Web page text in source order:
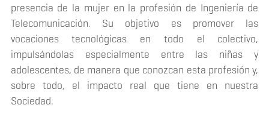
presencia de la mujer en la profesión de Ingeniería de
Telecomunicación. Su objetivo es promover las
vocaciones tecnológicas en todo el colectivo,
impulsándolas especialmente entre las niñas y
adolescentes, de manera que conozcan esta profesión y,
sobre todo, el impacto real que tiene en nuestra
Sociedad.